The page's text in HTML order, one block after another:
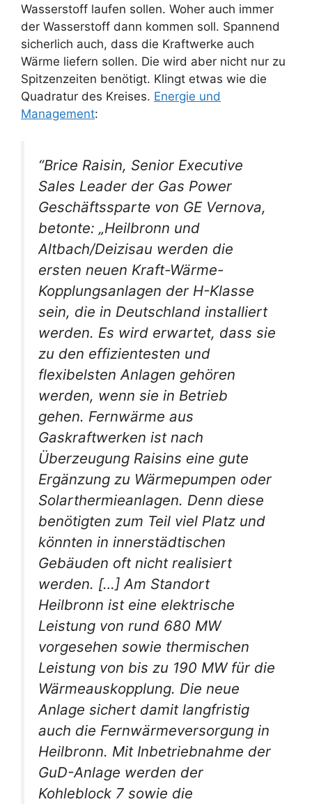
Wasserstoff laufen sollen. Woher auch immer
der Wasserstoff dann kommen soll. Spannend
sicherlich auch, dass die Kraftwerke auch
Wärme liefern sollen. Die wird aber nicht nur zu
Spitzenzeiten benötigt. Klingt etwas wie die
Quadratur des Kreises. Energie und
Management:
“Brice Raisin, Senior Executive
Sales Leader der Gas Power
Geschäftssparte von GE Vernova,
betonte: „Heilbronn und
Altbach/Deizisau werden die
ersten neuen Kraft-Wärme-
Kopplungsanlagen der H-Klasse
sein, die in Deutschland installiert
werden. Es wird erwartet, dass sie
zu den effizientesten und
flexibelsten Anlagen gehören
werden, wenn sie in Betrieb
gehen. Fernwärme aus
Gaskraftwerken ist nach
Überzeugung Raisins eine gute
Ergänzung zu Wärmepumpen oder
Solarthermieanlagen. Denn diese
benötigten zum Teil viel Platz und
könnten in innerstädtischen
Gebäuden oft nicht realisiert
werden. […] Am Standort
Heilbronn ist eine elektrische
Leistung von rund 680 MW
vorgesehen sowie thermischen
Leistung von bis zu 190 MW für die
Wärmeauskopplung. Die neue
Anlage sichert damit langfristig
auch die Fernwärmeversorgung in
Heilbronn. Mit Inbetriebnahme der
GuD-Anlage werden der
Kohleblock 7 sowie die